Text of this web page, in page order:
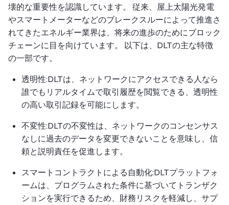
壊的な重要性を認識しています。 従来、屋上太陽光発電
やスマートメーターなどのブレークスルーによって推進さ
れてきたエネルギー業界は、将来の進歩のためにブロック
チェーンに目を向けています。 以下は、DLTの主な特徴
の一部です。
透明性:DLTは、ネットワークにアクセスできる人なら
誰でもリアルタイムで取引履歴を閲覧できる、透明性
の高い取引記録を可能にします。
不変性:DLTの不変性は、ネットワークのコンセンサス
なしに過去のデータを変更できないことを意味し、信
頼と説明責任を促進します。
スマートコントラクトによる自動化:DLTプラットフォ
ームは、プログラムされた条件に基づいてトランザク
ションを実行できるため、財務リスクを軽減し、サプ